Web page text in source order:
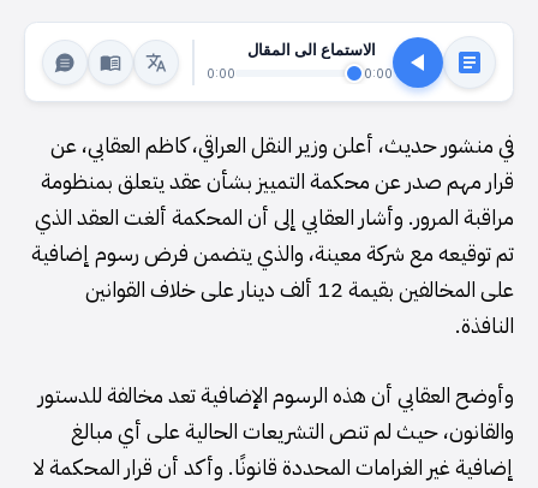
الاستماع الى المقال
0:00
0:00
في منشور حديث، أعلن وزير النقل العراقي، كاظم العقابي، عن
قرار مهم صدر عن محكمة التمييز بشأن عقد يتعلق بمنظومة
مراقبة المرور. وأشار العقابي إلى أن المحكمة ألغت العقد الذي
تم توقيعه مع شركة معينة، والذي يتضمن فرض رسوم إضافية
على المخالفين بقيمة 12 ألف دينار على خلاف القوانين
النافذة.
وأوضح العقابي أن هذه الرسوم الإضافية تعد مخالفة للدستور
والقانون، حيث لم تنص التشريعات الحالية على أي مبالغ
إضافية غير الغرامات المحددة قانونًا. وأكد أن قرار المحكمة لا